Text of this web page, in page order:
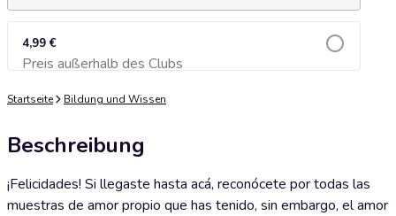
4,99 €
Preis außerhalb des ClubsZum Warenkorb hinzufügen
Startseite Bildung und Wissen
Beschreibung
¡Felicidades! Si llegaste hasta acá, reconócete por todas las
muestras de amor propio que has tenido, sin embargo, el amor